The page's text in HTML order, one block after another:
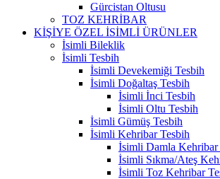
Gürcistan Oltusu
TOZ KEHRİBAR
KİŞİYE ÖZEL İSİMLİ ÜRÜNLER
İsimli Bileklik
İsimli Tesbih
İsimli Devekemiği Tesbih
İsimli Doğaltaş Tesbih
İsimli İnci Tesbih
İsimli Oltu Tesbih
İsimli Gümüş Tesbih
İsimli Kehribar Tesbih
İsimli Damla Kehribar
İsimli Sıkma/Ateş
İsimli Toz Kehribar